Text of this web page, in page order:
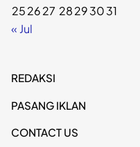
252627 28293031
« Jul
REDAKSI
PASANG IKLAN
CONTACT US